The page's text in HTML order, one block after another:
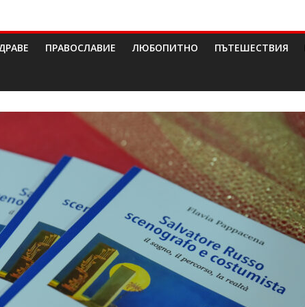
ПРАВОСЛАВИЕ ЛЮБОПИТНО ПЪТЕШЕСТВИЯ